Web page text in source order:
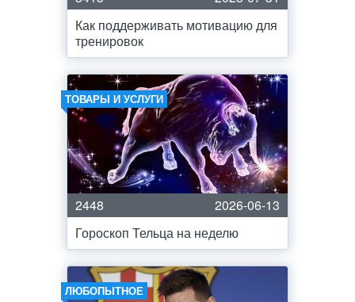
Как поддерживать мотивацию для
тренировок
ТОВАРЫ И УСЛУГИ
2448
2026-06-13
Гороскоп Тельца на неделю
ЛЮБОПЫТНОЕ